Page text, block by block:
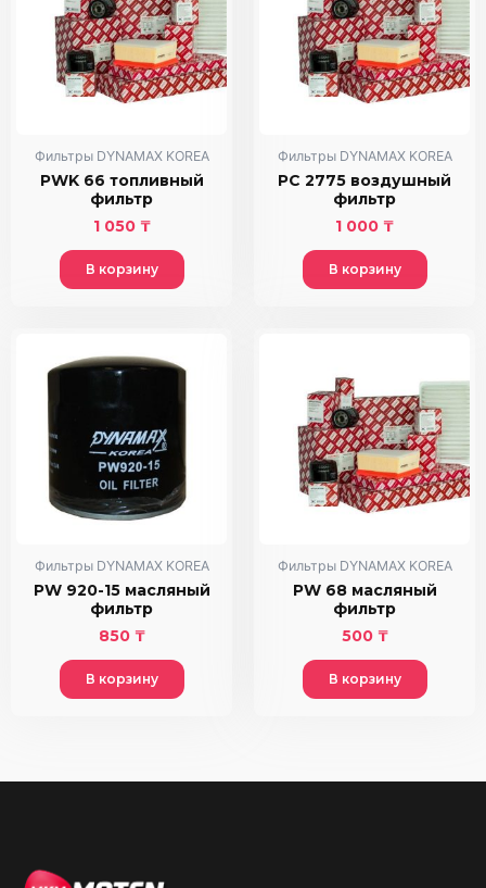
Фильтры DYNAMAX KOREA
PWK 66 топливный
фильтр
1 050 ₸
В корзину
Фильтры DYNAMAX KOREA
PC 2775 воздушный
фильтр
1 000 ₸
В корзину
Фильтры DYNAMAX KOREA
PW 920-15 масляный
фильтр
850 ₸
В корзину
Фильтры DYNAMAX KOREA
PW 68 масляный
фильтр
500 ₸
В корзину